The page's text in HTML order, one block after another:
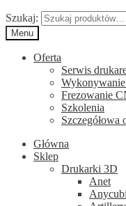
Szukaj:
Menu
Oferta
Serwis
Frezowanie
Szkolenia
Główna
Sklep
Drukarki 3D
Anet